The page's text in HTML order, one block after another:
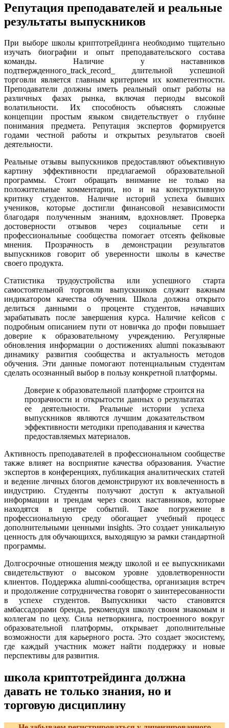
Репутация преподавателей и реальные
результаты выпускников
При выборе школы криптотрейдинга необходимо тщательно
изучать биографии и опыт преподавательского состава
команды. Наличие у наставников
подтвержденного_track_record_ длительной успешной
торговли является главным критерием их компетентности.
Преподаватели должны иметь реальный опыт работы на
различных фазах рынка, включая периоды высокой
волатильности. Их способность объяснять сложные
концепции простым языком свидетельствует о глубине
понимания предмета. Репутация экспертов формируется
годами честной работы и открытых результатов своей
деятельности.
Реальные отзывы выпускников предоставляют объективную
картину эффективности предлагаемой образовательной
программы. Стоит обращать внимание не только на
положительные комментарии, но и на конструктивную
критику студентов. Наличие историй успеха бывших
учеников, которые достигли финансовой независимости
благодаря полученным знаниям, вдохновляет. Проверка
достоверности отзывов через социальные сети и
профессиональные сообщества помогает отсеять фейковые
мнения. Прозрачность в демонстрации результатов
выпускников говорит об уверенности школы в качестве
своего продукта.
Статистика трудоустройства или успешного старта
самостоятельной торговли выпускников служит важным
индикатором качества обучения. Школа должна открыто
делиться данными о проценте студентов, начавших
зарабатывать после завершения курса. Наличие кейсов с
подробным описанием пути от новичка до профи повышает
доверие к образовательному учреждению. Регулярные
обновления информации о достижениях alumni показывают
динамику развития сообщества и актуальность методов
обучения. Эти данные помогают потенциальным студентам
сделать осознанный выбор в пользу конкретной платформы.
Доверие к образовательной платформе строится на
прозрачности и открытости данных о результатах
ее деятельности. Реальные истории успеха
выпускников являются лучшим доказательством
эффективности методики преподавания и качества
предоставляемых материалов.
Активность преподавателей в профессиональном сообществе
также влияет на восприятие качества образования. Участие
экспертов в конференциях, публикация аналитических статей
и ведение личных блогов демонстрируют их вовлеченность в
индустрию. Студенты получают доступ к актуальной
информации и трендам через своих наставников, которые
находятся в центре событий. Такое погружение в
профессиональную среду обогащает учебный процесс
дополнительными ценными insights. Это создает уникальную
ценность для обучающихся, выходящую за рамки стандартной
программы.
Долгосрочные отношения между школой и ее выпускниками
свидетельствуют о высоком уровне удовлетворенности
клиентов. Поддержка alumni-сообщества, организация встреч
и продолжение сотрудничества говорят о заинтересованности
в успехе студентов. Выпускники часто становятся
амбассадорами бренда, рекомендуя школу своим знакомым и
коллегам по цеху. Сила нетворкинга, построенного вокруг
образовательной платформы, открывает дополнительные
возможности для карьерного роста. Это создает экосистему,
где каждый участник может найти поддержку и новые
перспективы для развития.
школа криптотрейдинга должна
давать не только знания, но и
торговую дисциплину